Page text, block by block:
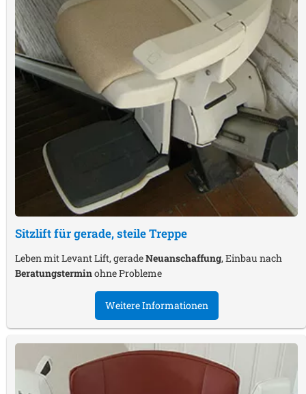
Sitzlift für gerade, steile Treppe
Leben mit Levant Lift, geradeNeuanschaffung, Einbau nach
Beratungsterminohne Probleme
Weitere Informationen